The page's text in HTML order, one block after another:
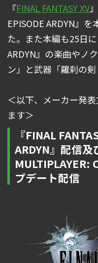
『FINAL FANTASY XV
EPISODE ARDYN』
た。また本編も25日
ARDYN』の楽曲やノ
ン」と武器「羅刹の
＜以下、メーカー発
ます＞
『FINAL
ARDYN』配信及
MULTIPLAYER:
プデート配信